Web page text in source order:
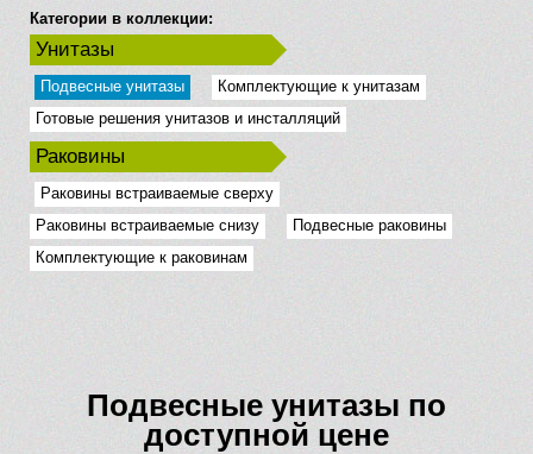
Категории в коллекции:
Унитазы
Подвесные унитазы
Комплектующие к унитазам
Готовые решения унитазов и инсталляций
Раковины
Раковины встраиваемые сверху
Раковины встраиваемые снизу
Подвесные раковины
Комплектующие к раковинам
Подвесные унитазы по
доступной цене